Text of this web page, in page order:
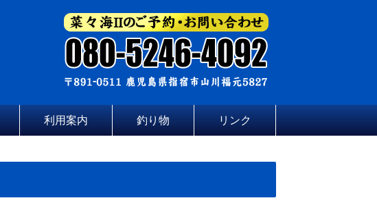
利用案内 釣り物 リンク